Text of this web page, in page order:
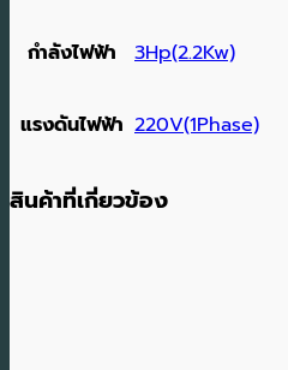
กำลังไฟฟ้า 3Hp(2.2Kw)
แรงดันไฟฟ้า 220V(1Phase)
สินค้าที่เกี่ยวข้อง